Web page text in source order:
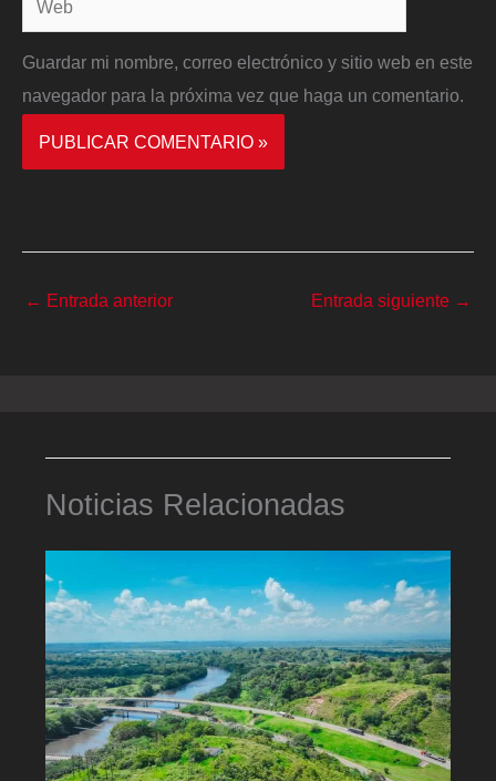
Guardar mi nombre, correo electrónico y sitio web en este
navegador para la próxima vez que haga un comentario.
← Entrada anterior Entrada siguiente →
Noticias Relacionadas